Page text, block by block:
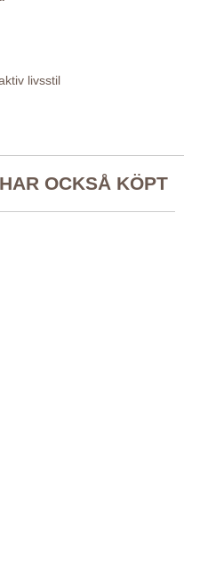
livsstil
OCKSÅ KÖPT